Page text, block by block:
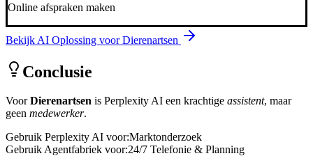
Online afspraken maken
Bekijk AI Oplossing voorDierenartsen
Conclusie
VoorDierenartsen is Perplexity AI een krachtige assistent, maar
geen medewerker.
Gebruik Perplexity AI voor:Marktonderzoek
Gebruik Agentfabriek voor:24/7 Telefonie & Planning